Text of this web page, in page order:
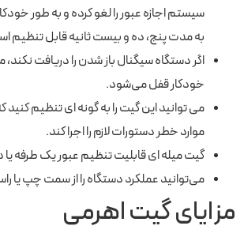
سیستم اجازه عبور را لغو کرده و به طور
به مدت پنج، ده و بیست ثانیه قابل تنظیم
اگر دستگاه سیگنال باز شدن را دریافت
خودکار قفل می‌شود.
می توانید این گیت را به گونه ای تنظیم
موارد خطر دستورات لازم را اجرا کند.
گیت میله ای قابلیت تنظیم عبور یک طرفه یا
می‌توانید عملکرد دستگاه را از سمت چپ یا
مزایای گیت اهرمی